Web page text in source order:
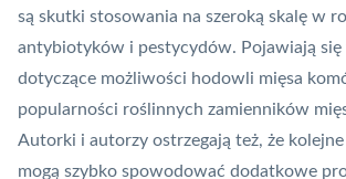
są skutki stosowania na szeroką skalę w
antybiotyków i pestycydów. Pojawiają się
dotyczące możliwości hodowli mięsa
popularności roślinnych zamienników
Autorki i autorzy ostrzegają też, że kolejne
mogą szybko spowodować dodatkowe